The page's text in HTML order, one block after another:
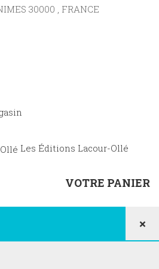
30000 , FRANCE
Les Éditions Lacour-Ollé
VOTRE PANIER
×